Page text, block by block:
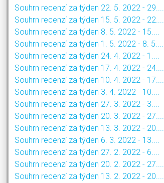
Souhrn recenzí za týden 22. 5. 2022 - 29....
Souhrn recenzí za týden 15. 5. 2022 - 22....
Souhrn recenzí za týden 8. 5. 2022 - 15....
Souhrn recenzí za týden 1. 5. 2022 - 8. 5....
Souhrn recenzí za týden 24. 4. 2022 - 1....
Souhrn recenzí za týden 17. 4. 2022 - 24....
Souhrn recenzí za týden 10. 4. 2022 - 17....
Souhrn recenzí za týden 3. 4. 2022 - 10....
Souhrn recenzí za týden 27. 3. 2022 - 3....
Souhrn recenzí za týden 20. 3. 2022 - 27....
Souhrn recenzí za týden 13. 3. 2022 - 20....
Souhrn recenzí za týden 6. 3. 2022 - 13....
Souhrn recenzí za týden 27. 2. 2022 - 6....
Souhrn recenzí za týden 20. 2. 2022 - 27....
Souhrn recenzí za týden 13. 2. 2022 - 20....